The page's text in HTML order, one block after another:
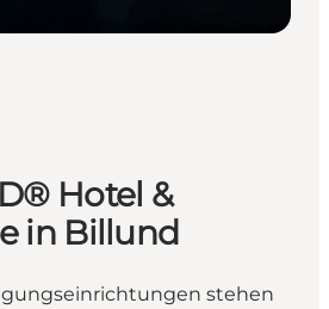
Hotel &
in Billund
stehen